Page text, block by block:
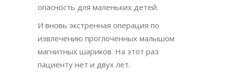
опасность для маленьких детей.
И вновь экстренная операция по
извлечению проглоченных малышом
магнитных шариков. На этот раз
пациенту нет и двух лет.